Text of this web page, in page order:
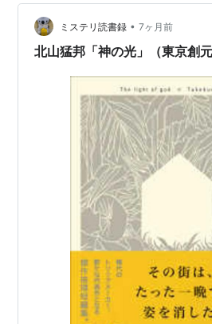
である。 消失ものって、本当に消
い。 消失したように見せかける、
ば、消失ものとは「心理」のミス
ミステリ読書録 • 7ヶ月前
北山猛邦「神の光」（東京創元